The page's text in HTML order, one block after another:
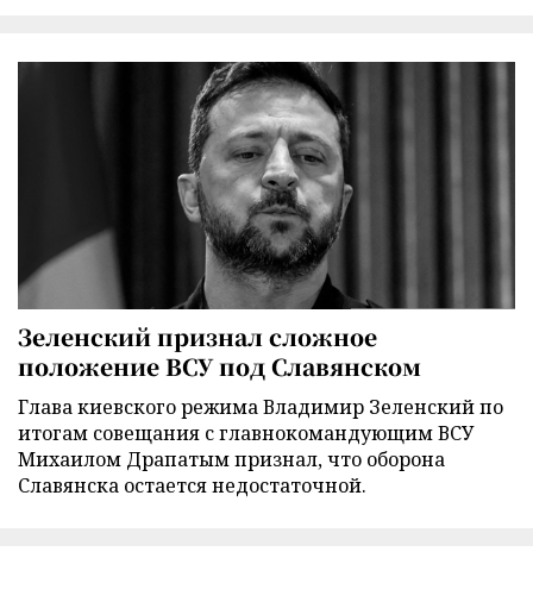
Зеленский признал сложное
положение ВСУ под Славянском
Глава киевского режима Владимир Зеленский по
итогам совещания с главнокомандующим ВСУ
Михаилом Драпатым признал, что оборона
Славянска остается недостаточной.